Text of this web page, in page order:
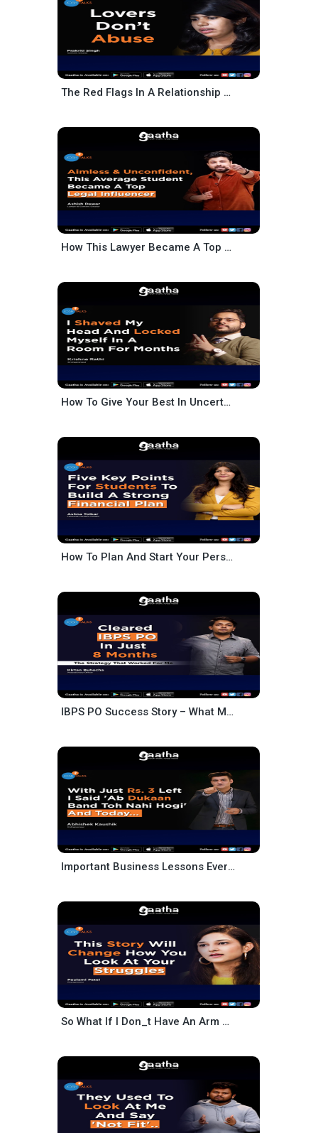
The Red Flags In A Relationship One Must Know – Prakriti Singh
How This Lawyer Became A Top Content Creator In India – Ashish Dawar
How To Give Your Best In Uncertain Times – Krishna Rathi
How To Plan And Start Your Personal Finance Journey – Ashna Tolkar
IBPS PO Success Story – What Made Me An Officer – Kirtan Buhecha
Important Business Lessons Every Entrepreneur Must Know – Abhishek Kaushik
So What If I Don_t Have An Arm – Never Give Up – Paulami Patel